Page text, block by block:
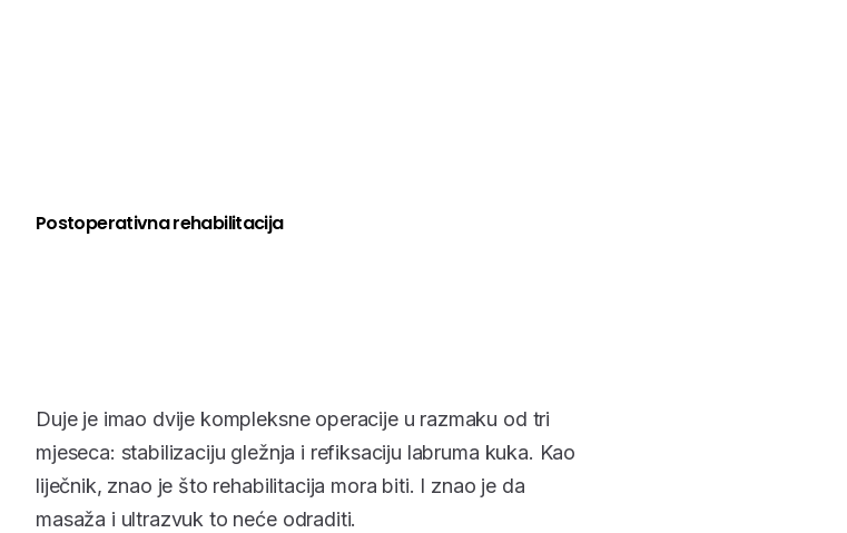
Postoperativna rehabilitacija
Duje je imao dvije kompleksne operacije u razmaku od tri
mjeseca: stabilizaciju gležnja i refiksaciju labruma kuka. Kao
liječnik, znao je što rehabilitacija mora biti. I znao je da
masaža i ultrazvuk to neće odraditi.